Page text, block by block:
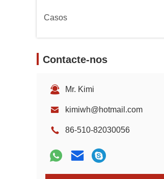
Casos
Contacte-nos
Mr. Kimi
kimiwh@hotmail.com
86-510-82030056